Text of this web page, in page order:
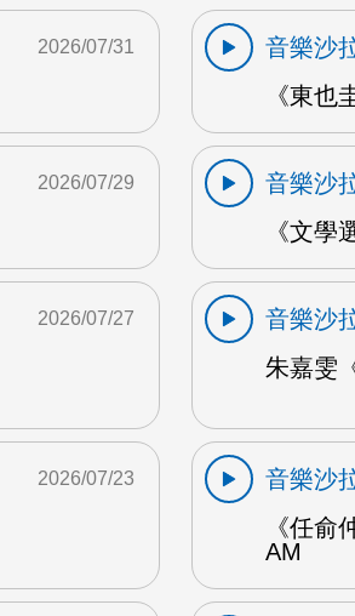
2026/07/31
音樂沙
《東也
2026/07/29
音樂沙
《文學
2026/07/27
音樂沙
朱嘉雯
2026/07/23
音樂沙
《任俞
AM